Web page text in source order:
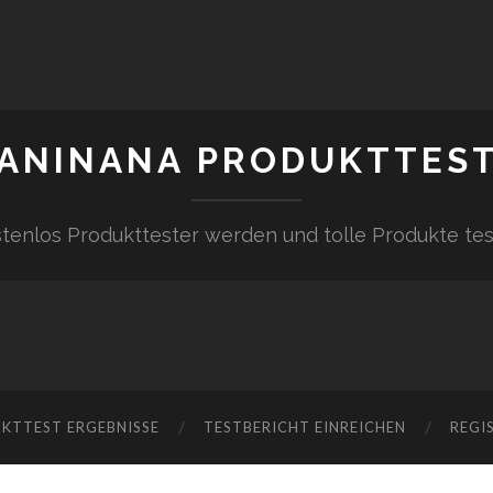
Produkttester werden und tolle Produkte
ERGEBNISSE TESTBERICHT EINREICHEN